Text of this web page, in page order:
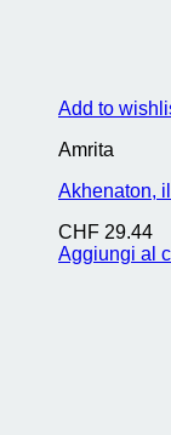
Add to
Amrita
Akhenaton,
CHF 29.44
Aggiungi al